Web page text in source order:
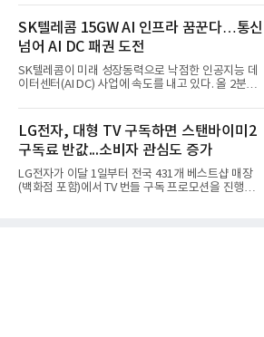
분야를
라 투자에 나서는 것과 달리, 카카오는 ‘카카오톡’이
라는 플랫폼 경쟁력을 활용한 AI 에이전트 서비스에
집중하는 전략이다. 과거 무리한 사업 확장 과정에서
겪었던 시행착오를 되풀이하지 않고 핵심 역량에 집
중하겠다는 취지로 풀이된다.7일 업계에 따르면 카카
오는 올해 2분기 연결 기준 매출 2조985억원, 영업이
익 2770억원을 기록했다. 전년 동기 대비 매출과 영업
은 4884억
SK텔레콤 15GW AI 인프라 꿈꾼다…통신
넘어 AI DC 패권 도전
SK텔레콤이 미래 성장동력으로 낙점한 인공지능 데
이터센터(AI DC) 사업에 속도를 내고 있다. 올 2분기
는 2035년까지 총 15GW(기가와트) 규모의 AI DC를
구축하겠다는 대형 청사진을 제시하면서다. 이에 따
라 경쟁 구도 역시 이동통신사인 KT, LG유플러스를
넘어 네이버, 삼성SDS 등 IT 인프라 기업으로 확장되
고 있다.7일 SK텔레콤에 따르면 회사는 올해 2분기
연결 기준 매출 4조 3591억원, 영업이익 5660억원을
기록했다. 매출은 전년 동기 대비 0.5%, 영업이익은
LG전자, 대형 TV 구독하면 스탠바이미2
구독료 반값...소비자 관심도 증가
LG전자가 이달 1일부터 전국 431개 베스트샵 매장
(백화점 포함)에서 TV 번들 구독 프로모션을 진행하고